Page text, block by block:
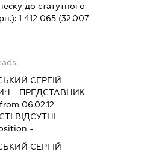
до статутного
1 412 065(32.007
СЕРГІЙ
- ПРЕДСТАВНИК
06.02.12
ВІДСУТНІ
-
СЕРГІЙ